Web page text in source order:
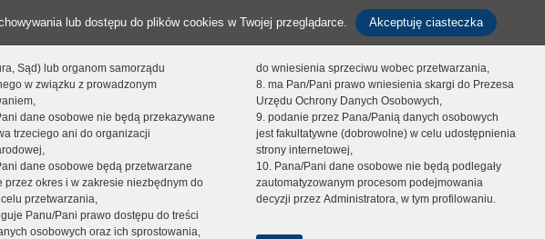
lub dostępu do plików cookies w Twojej przeglądarce. Akceptuję ciasteczka
Sąd) lub organom samorządu
w związku z prowadzonym
dane osobowe nie będą przekazywane
trzeciego ani do organizacji
dane osobowe będą przetwarzane
przez okres i w zakresie niezbędnym do
przetwarzania,
Panu/Pani prawo dostępu do treści
osobowych oraz ich sprostowania,
do wniesienia sprzeciwu wobec przetwarzania,
8. ma Pan/Pani prawo wniesienia skargi do Prezesa
Urzędu Ochrony Danych Osobowych,
9. podanie przez Pana/Panią danych osobowych
jest fakultatywne (dobrowolne) w celu udostępnienia
strony internetowej,
10. Pana/Pani dane osobowe nie będą podlegały
zautomatyzowanym procesom podejmowania
decyzji przez Administratora, w tym profilowaniu.